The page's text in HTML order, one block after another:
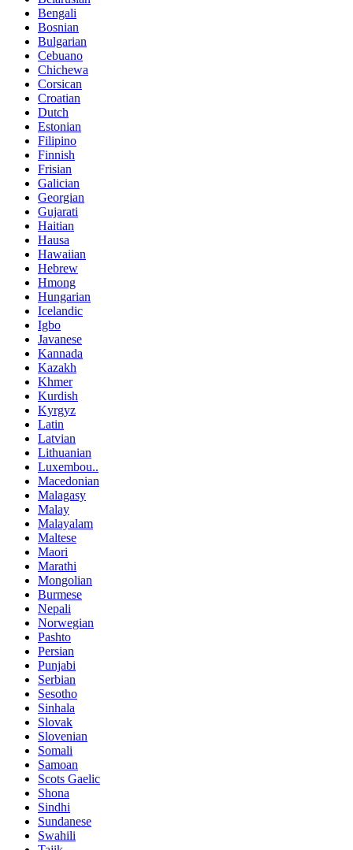
Bengali
Bosnian
Bulgarian
Cebuano
Chichewa
Corsican
Croatian
Dutch
Estonian
Filipino
Finnish
Frisian
Galician
Georgian
Gujarati
Haitian
Hausa
Hawaiian
Hebrew
Hmong
Hungarian
Icelandic
Igbo
Javanese
Kannada
Kazakh
Khmer
Kurdish
Kyrgyz
Latin
Latvian
Lithuanian
Luxembou..
Macedonian
Malagasy
Malay
Malayalam
Maltese
Maori
Marathi
Mongolian
Burmese
Nepali
Norwegian
Pashto
Persian
Punjabi
Serbian
Sesotho
Sinhala
Slovak
Slovenian
Somali
Samoan
Scots Gaelic
Shona
Sindhi
Sundanese
Swahili